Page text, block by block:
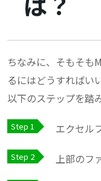
ちなみに、そもそも
るにはどうすればい
以下のステップを踏
エクセル
上部のフ